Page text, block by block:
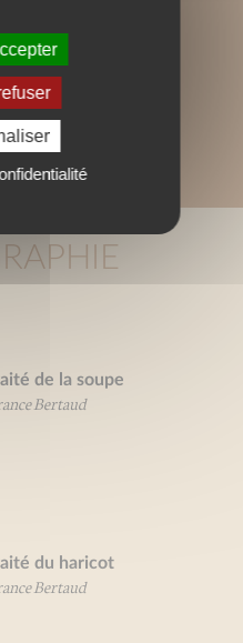
de la soupe
Bertaud
du haricot
Bertaud